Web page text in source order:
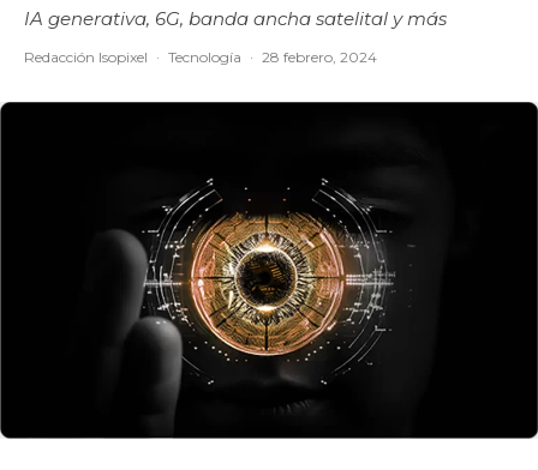
IA generativa, 6G, banda ancha satelital y más
Redacción Isopixel · Tecnología · 28 febrero, 2024